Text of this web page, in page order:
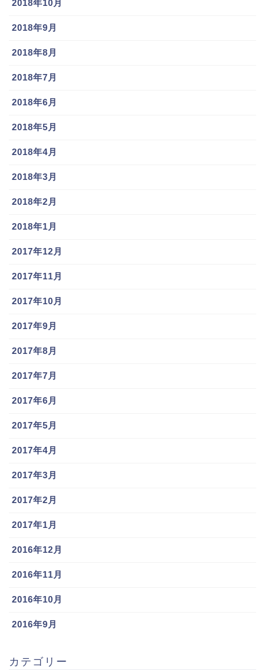
2018年10月
2018年9月
2018年8月
2018年7月
2018年6月
2018年5月
2018年4月
2018年3月
2018年2月
2018年1月
2017年12月
2017年11月
2017年10月
2017年9月
2017年8月
2017年7月
2017年6月
2017年5月
2017年4月
2017年3月
2017年2月
2017年1月
2016年12月
2016年11月
2016年10月
2016年9月
カテゴリー